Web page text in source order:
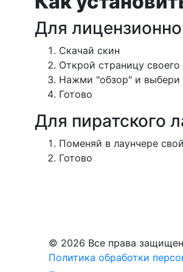
Для
Cкачай скин
Открой страницу
Нажми "обзор" и выбери
Готово
Для пиратского
Поменяй в лаунчере
Готово
© 2026 Все права
Политика обработки